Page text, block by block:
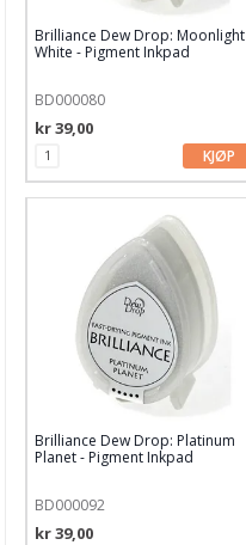
Jane Davenport
Lindy's Stamp Gang
Lisa Horton Ink
Medium & pasta
Memento
Mixed Media Inx
PaperArtsy Fresco Paint
Perfect Pearl
Simon Hurley
Stamperia Paste & pigment
Brilliance Dew Drop: Moonlight
White - Pigment Inkpad
BD000080
kr 39,00
KJØP
Brilliance Dew Drop: Platinum
Planet - Pigment Inkpad
BD000092
kr 39,00